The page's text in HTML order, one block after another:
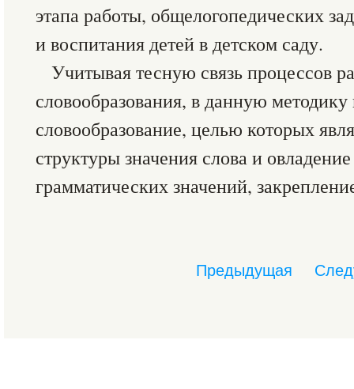
этапа работы, общелогопедических
и воспитания детей в детском саду.
Учитывая тесную связь процессов
словообразования, в данную
словообразование, целью которых
структуры значения слова и
грамматических значений,
Предыдущая